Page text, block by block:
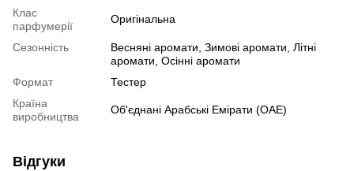
Клас
парфумерії
Оригінальна
Сезонність
Весняні аромати, Зимові аромати, Літні
аромати, Осінні аромати
Формат
Тестер
Країна
виробництва
Об'єднані Арабські Емірати (ОАЕ)
Відгуки